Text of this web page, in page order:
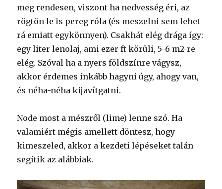
meg rendesen, viszont ha nedvesség éri, az
rögtön le is pereg róla (és meszelni sem lehet
rá emiatt egykönnyen). Csakhát elég drága így:
egy liter lenolaj, ami ezer ft körüli, 5-6 m2-re
elég. Szóval ha a nyers földszínre vágysz,
akkor érdemes inkább hagyni úgy, ahogy van,
és néha-néha kijavítgatni.
Node most a mészről (lime) lenne szó. Ha
valamiért mégis amellett döntesz, hogy
kimeszeled, akkor a kezdeti lépéseket talán
segítik az alábbiak.